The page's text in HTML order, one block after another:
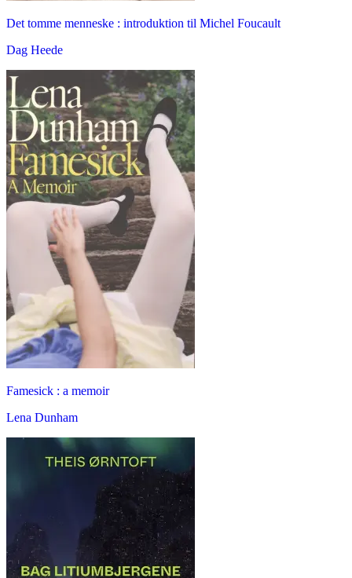
Det tomme menneske : introduktion til Michel Foucault
Dag Heede
Famesick : a memoir
Lena Dunham